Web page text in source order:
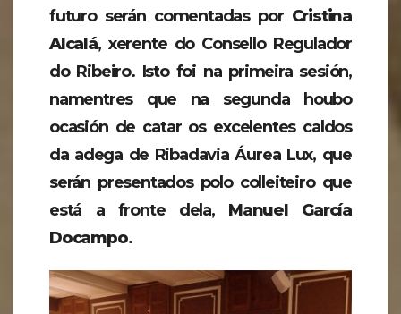
futuro serán comentadas por Cristina
Alcalá, xerente do Consello Regulador
do Ribeiro. Isto foi na primeira sesión,
namentres que na segunda houbo
ocasión de catar os excelentes caldos
da adega de Ribadavia Áurea Lux, que
serán presentados polo colleiteiro que
está a fronte dela, Manuel García
Docampo.